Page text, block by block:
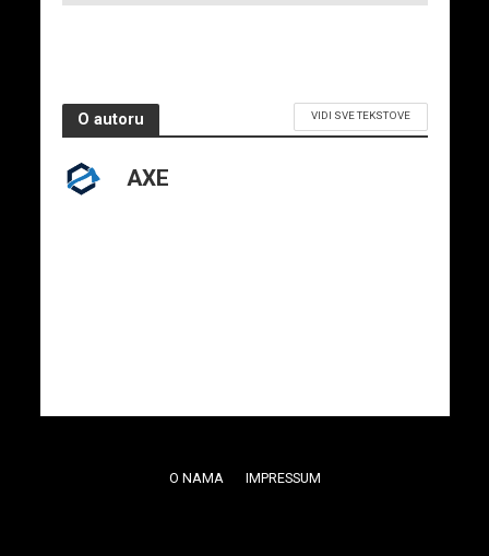
O autoru VIDI SVE TEKSTOVE
AXE
O NAMA IMPRESSUM